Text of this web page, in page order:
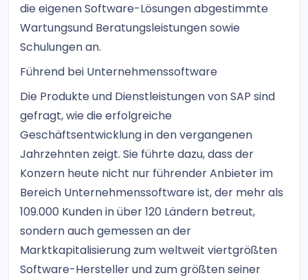
die eigenen Software-Lösungen abgestimmte
Wartungsund Beratungsleistungen sowie
Schulungen an.
Führend bei Unternehmenssoftware
Die Produkte und Dienstleistungen von SAP sind
gefragt, wie die erfolgreiche
Geschäftsentwicklung in den vergangenen
Jahrzehnten zeigt. Sie führte dazu, dass der
Konzern heute nicht nur führender Anbieter im
Bereich Unternehmenssoftware ist, der mehr als
109.000 Kunden in über 120 Ländern betreut,
sondern auch gemessen an der
Marktkapitalisierung zum weltweit viertgrößten
Software-Hersteller und zum größten seiner